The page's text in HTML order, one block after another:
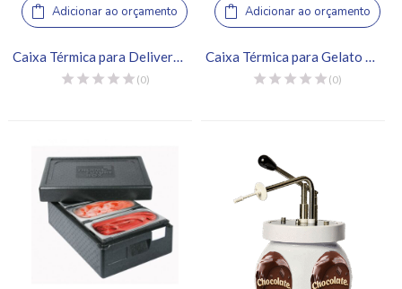
Adicionar ao orçamento
Caixa Térmica para Delivery 85L – Thermo Future Box
(0)
Adicionar ao orçamento
Caixa Térmica para Gelato 2 Cubas – Thermo Future Box
(0)